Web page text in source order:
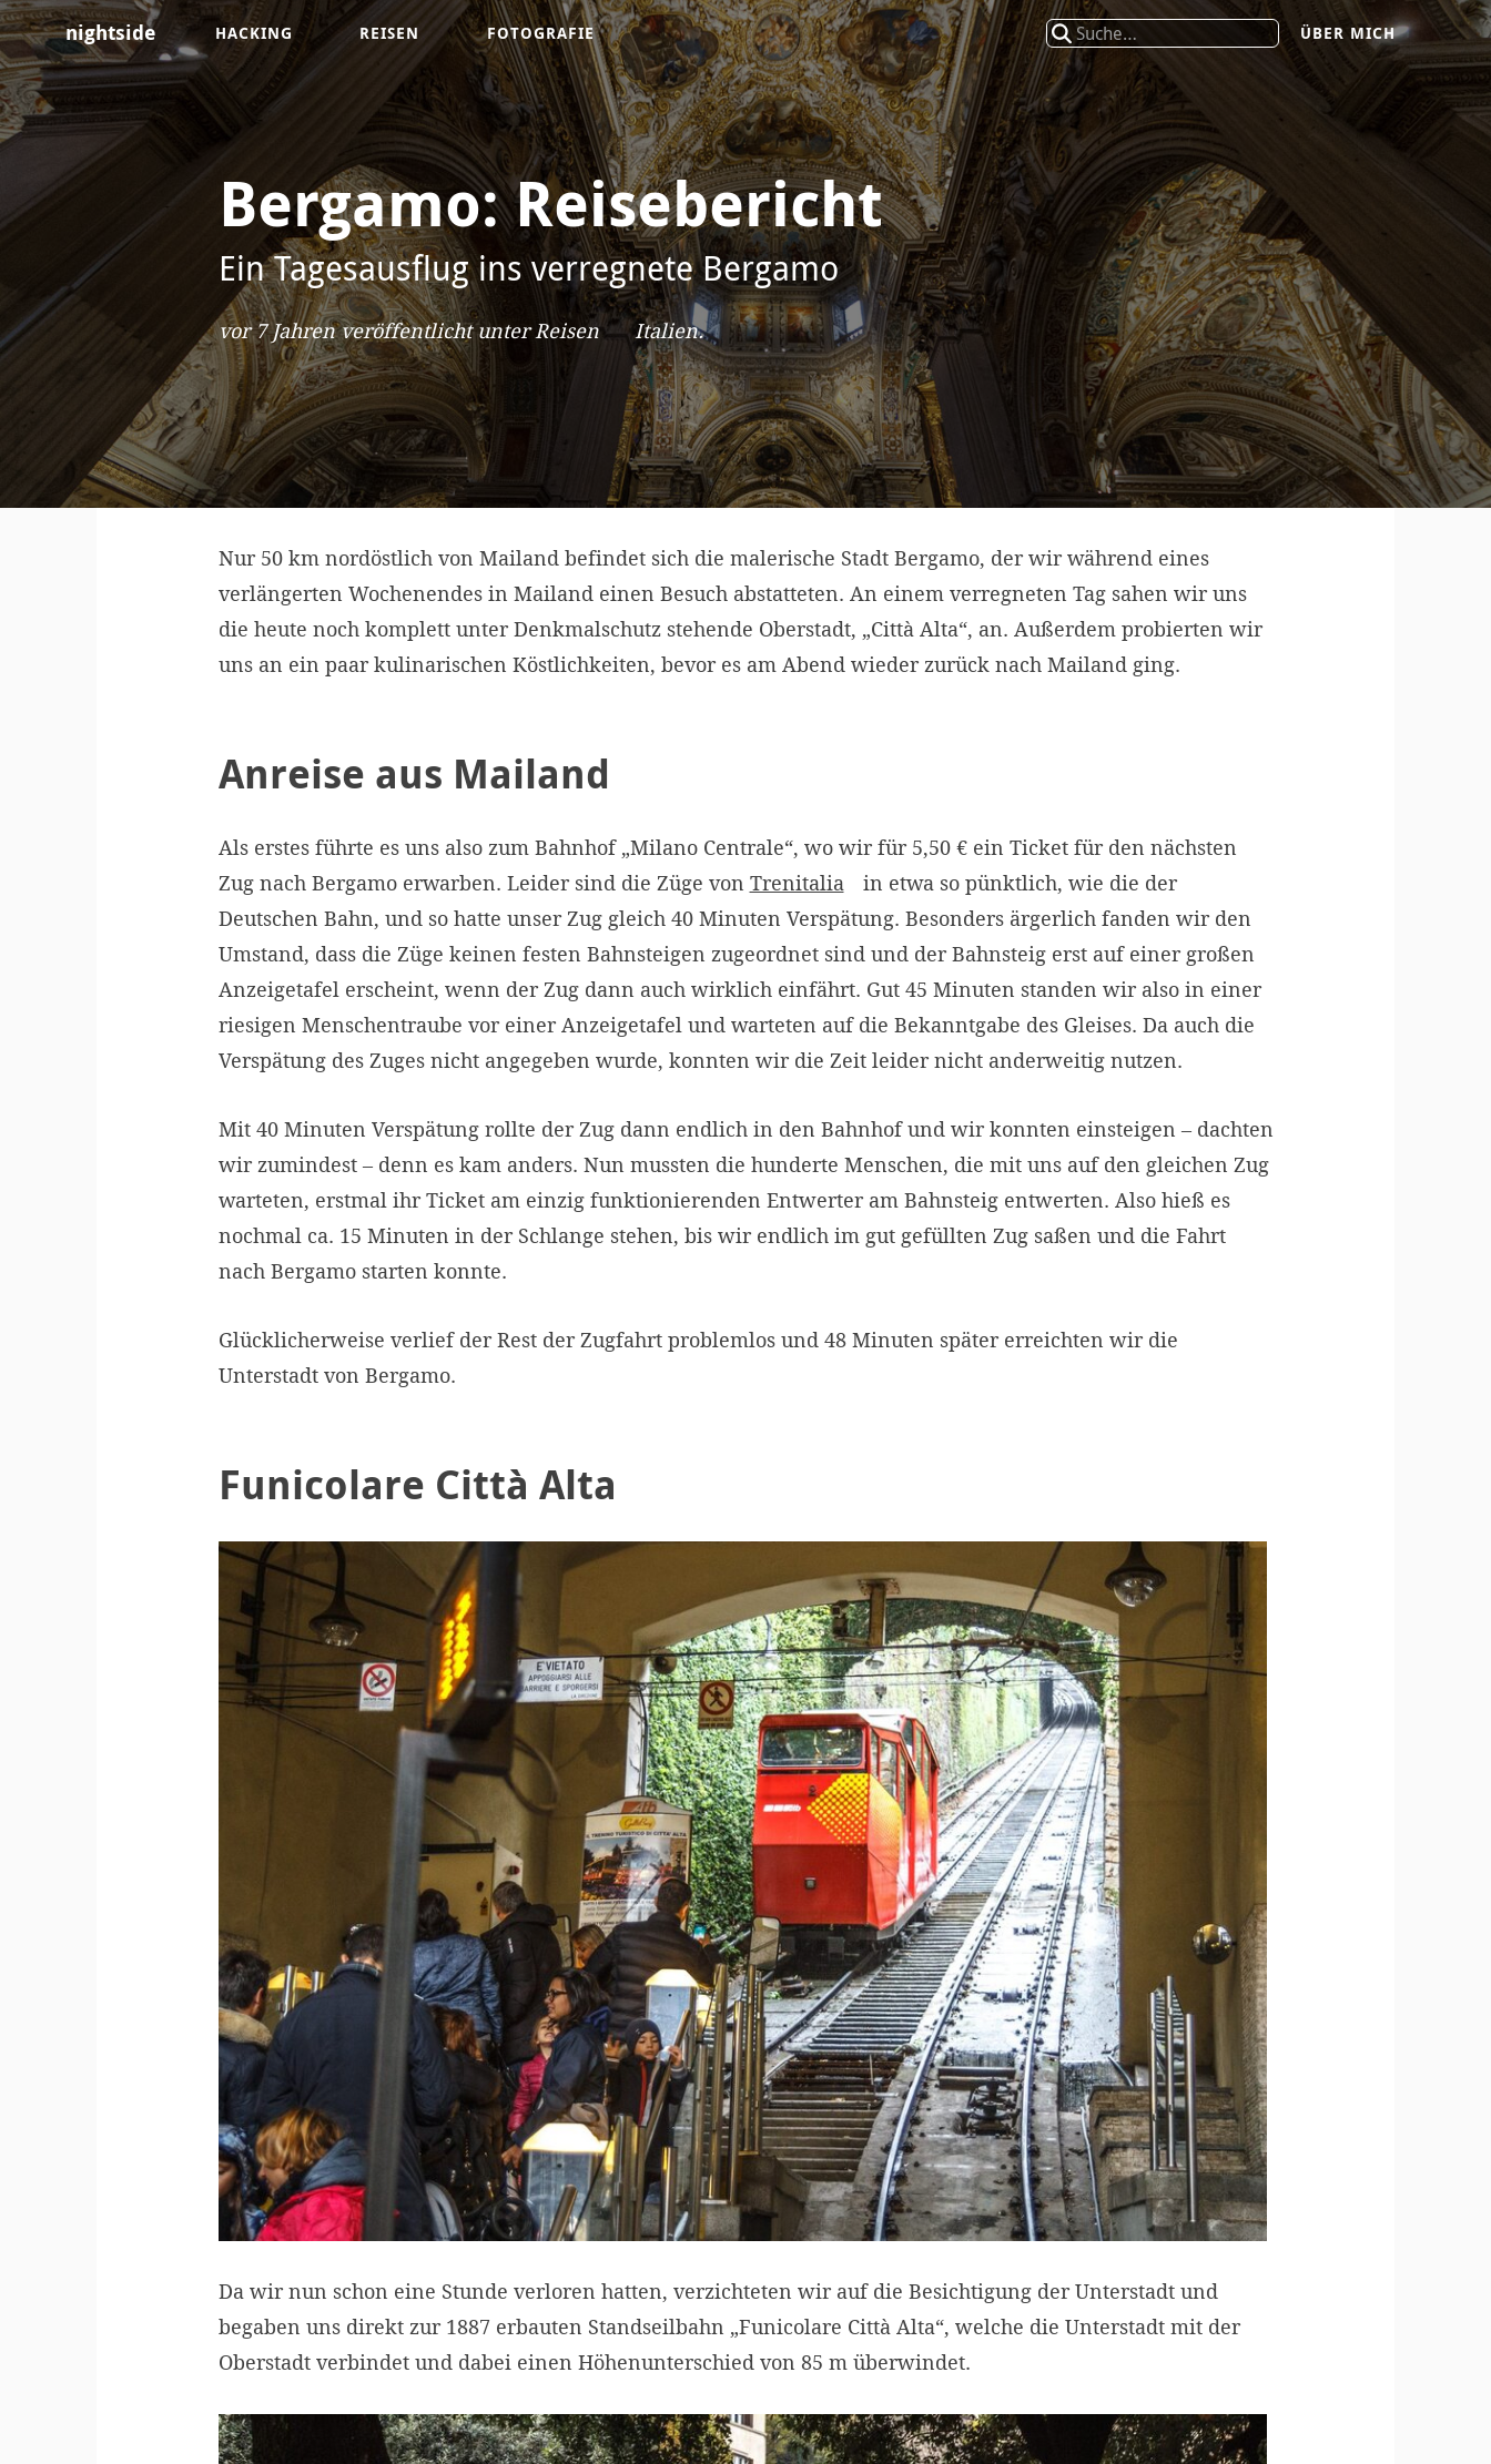
nightside HACKING REISEN FOTOGRAFIE Suche ÜBER MICH
Bergamo: Reisebericht
Ein Tagesausflug ins verregnete Bergamo
vor 7 Jahrenveröffentlicht unterReisen Italien.
Nur 50 km nordöstlich von Mailand befindet sich die malerische Stadt Bergamo, der wir während eines
verlängerten Wochenendes in Mailand einen Besuch abstatteten. An einem verregneten Tag sahen wir uns
die heute noch komplett unter Denkmalschutz stehende Oberstadt, „Città Alta“, an. Außerdem probierten wir
uns an ein paar kulinarischen Köstlichkeiten, bevor es am Abend wieder zurück nach Mailand ging.
Anreise aus Mailand
Als erstes führte es uns also zum Bahnhof „Milano Centrale“, wo wir für 5,50 € ein Ticket für den nächsten
Zug nach Bergamo erwarben. Leider sind die Züge von Trenitalia
in etwa so pünktlich, wie die der
Deutschen Bahn, und so hatte unser Zug gleich 40 Minuten Verspätung. Besonders ärgerlich fanden wir den
Umstand, dass die Züge keinen festen Bahnsteigen zugeordnet sind und der Bahnsteig erst auf einer großen
Anzeigetafel erscheint, wenn der Zug dann auch wirklich einfährt. Gut 45 Minuten standen wir also in einer
riesigen Menschentraube vor einer Anzeigetafel und warteten auf die Bekanntgabe des Gleises. Da auch die
Verspätung des Zuges nicht angegeben wurde, konnten wir die Zeit leider nicht anderweitig nutzen.
Mit 40 Minuten Verspätung rollte der Zug dann endlich in den Bahnhof und wir konnten einsteigen – dachten
wir zumindest – denn es kam anders. Nun mussten die hunderte Menschen, die mit uns auf den gleichen Zug
warteten, erstmal ihr Ticket am einzig funktionierenden Entwerter am Bahnsteig entwerten. Also hieß es
nochmal ca. 15 Minuten in der Schlange stehen, bis wir endlich im gut gefüllten Zug saßen und die Fahrt
nach Bergamo starten konnte.
Glücklicherweise verlief der Rest der Zugfahrt problemlos und 48 Minuten später erreichten wir die
Unterstadt von Bergamo.
Funicolare Città Alta
Da wir nun schon eine Stunde verloren hatten, verzichteten wir auf die Besichtigung der Unterstadt und
begaben uns direkt zur 1887 erbauten Standseilbahn „Funicolare Città Alta“, welche die Unterstadt mit der
Oberstadt verbindet und dabei einen Höhenunterschied von 85 m überwindet.